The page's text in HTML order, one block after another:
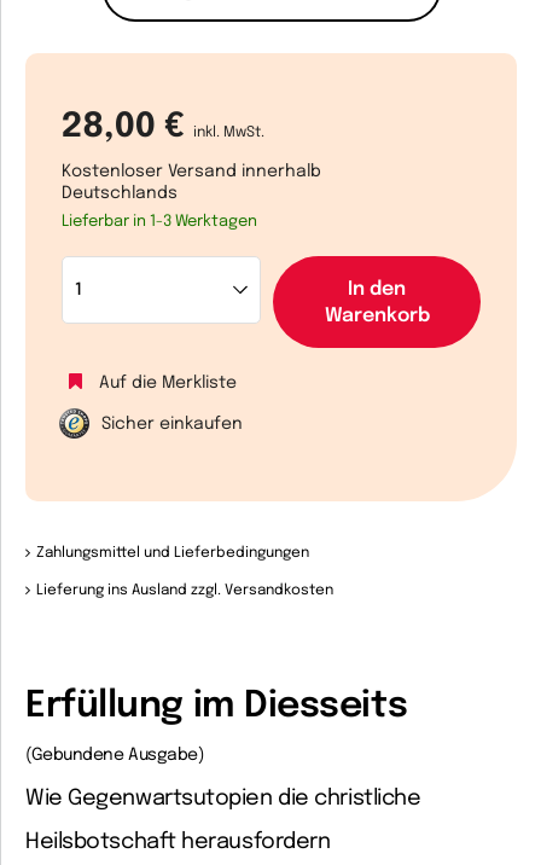
28,00 € inkl. MwSt.
Kostenloser Versand innerhalb
Deutschlands
Lieferbar in 1-3 Werktagen
In den
Warenkorb
Auf die Merkliste
Sicher einkaufen
Zahlungsmittel und Lieferbedingungen
Lieferung ins Ausland zzgl. Versandkosten
Erfüllung im Diesseits
(Gebundene Ausgabe)
Wie Gegenwartsutopien die christliche
Heilsbotschaft herausfordern